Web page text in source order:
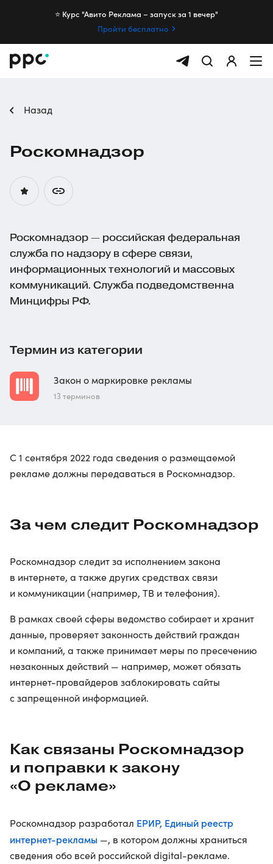
⭐️ Курс "Авито Реклама – запуск за 1 вечер"
Пройти бесплатно
Назад
Роскомнадзор
Роскомнадзор — российская федеральная
служба по надзору в сфере связи,
информационных технологий и массовых
коммуникаций. Служба подведомственна
Минцифры РФ.
Термин из категории
Закон о маркировке рекламы
13 терминов
С 1 сентября 2022 года сведения о размещаемой
рекламе должны передаваться в Роскомнадзор.
За чем следит Роскомнадзор
Роскомнадзор следит за исполнением закона
в интернете, а также других средствах связи
и коммуникации (например, ТВ и телефония).
В рамках своей сферы ведомство собирает и хранит
данные, проверяет законность действий граждан
и компаний, а также принимает меры по пресечению
незаконных действий — например, может обязать
интернет-провайдеров заблокировать сайты
с запрещенной информацией.
Как связаны Роскомнадзор
и поправки к закону
«О рекламе»
Роскомнадзор разработал ЕРИР, Единый реестр
интернет-рекламы —, в котором должны храниться
сведения обо всей российской digital-рекламе.